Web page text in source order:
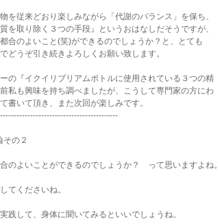
を従来どおり楽しみながら「代謝のバランス」を保ち、
を取り除く３つの手段』というおはなしだそうですが、
合のよいこと(笑)ができるのでしょうか？と、とても
どうぞ引き続きよろしくお願い致します。
の『イクイリブリアムボトルに使用されている３つの精
私も興味を持ち調べましたが、こうして専門家の方にわ
書いて頂き、また次回が楽しみです。
その２
のよいことができるのでしょうか？ って思いますよね。
てくださいね。
践して、身体に聞いてみるといいでしょうね。